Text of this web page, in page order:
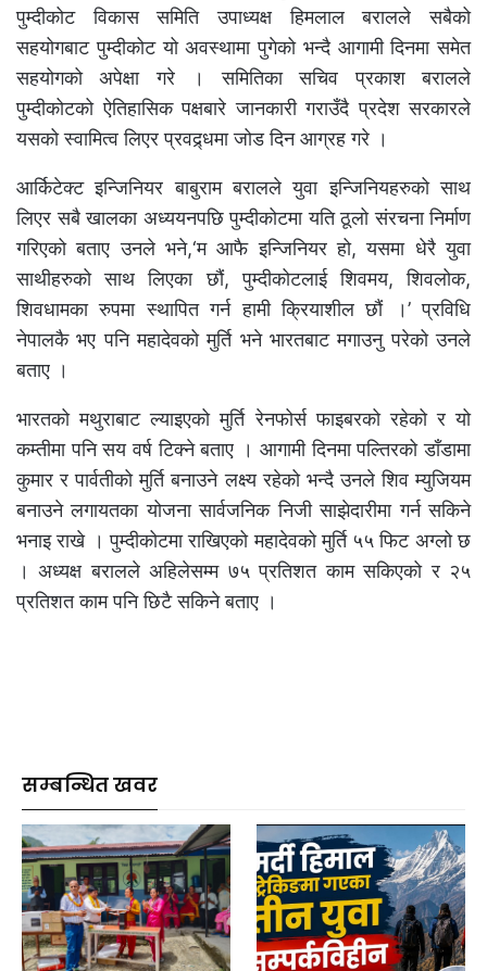
पुम्दीकोट विकास समिति उपाध्यक्ष हिमलाल बरालले सबैको
सहयोगबाट पुम्दीकोट यो अवस्थामा पुगेको भन्दै आगामी दिनमा समेत
सहयोगको अपेक्षा गरे । समितिका सचिव प्रकाश बरालले
पुम्दीकोटको ऐतिहासिक पक्षबारे जानकारी गराउँदै प्रदेश सरकारले
यसको स्वामित्व लिएर प्रवद्र्धमा जोड दिन आग्रह गरे ।
आर्किटेक्ट इन्जिनियर बाबुराम बरालले युवा इन्जिनियहरुको साथ
लिएर सबै खालका अध्ययनपछि पुम्दीकोटमा यति ठूलो संरचना निर्माण
गरिएको बताए उनले भने,‘म आफै इन्जिनियर हो, यसमा धेरै युवा
साथीहरुको साथ लिएका छौं, पुम्दीकोटलाई शिवमय, शिवलोक,
शिवधामका रुपमा स्थापित गर्न हामी क्रियाशील छौं ।’ प्रविधि
नेपालकै भए पनि महादेवको मुर्ति भने भारतबाट मगाउनु परेको उनले
बताए ।
भारतको मथुराबाट ल्याइएको मुर्ति रेनफोर्स फाइबरको रहेको र यो
कम्तीमा पनि सय वर्ष टिक्ने बताए । आगामी दिनमा पल्तिरको डाँडामा
कुमार र पार्वतीको मुर्ति बनाउने लक्ष्य रहेको भन्दै उनले शिव म्युजियम
बनाउने लगायतका योजना सार्वजनिक निजी साझेदारीमा गर्न सकिने
भनाइ राखे । पुम्दीकोटमा राखिएको महादेवको मुर्ति ५५ फिट अग्लो छ
। अध्यक्ष बरालले अहिलेसम्म ७५ प्रतिशत काम सकिएको र २५
प्रतिशत काम पनि छिटै सकिने बताए ।
सम्बन्धित खवर